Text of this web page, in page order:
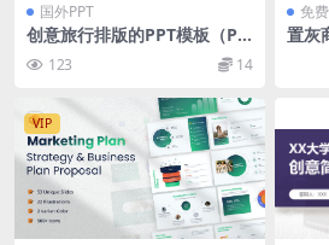
国外PPT
创意旅行排版的PPT模板（PP
TX）123 14
免
置灰
平
VIP